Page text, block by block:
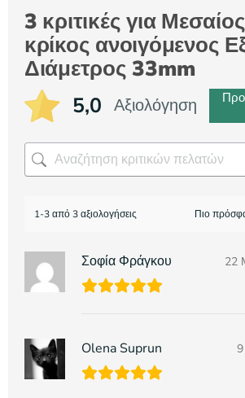
3 κριτικές για Μεσαίος
κρίκος ανοιγόμενος
Διάμετρος 33mm
5,0 Αξιολόγηση
1-3 από 3 αξιολογήσεις
Σοφία Φράγκου 22
Olena Suprun